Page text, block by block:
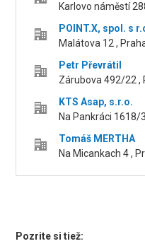
Karlovo náměstí
POINT.X, spol. s
Malátova 12 ,
Petr Převrátil
Zárubova 492/22 ,
KTS Asap, s.r.o.
Na Pankráci 1618/
Tomáš MERTHA
Na Micankach 4 ,
Pozrite si tiež: